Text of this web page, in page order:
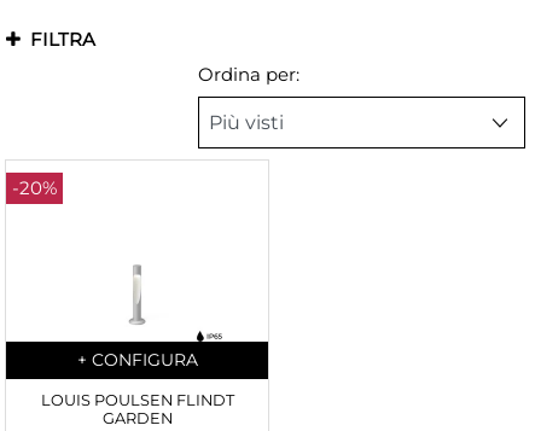
FILTRA
Ordina per:
-20%
Quantità
+ CONFIGURA
LOUIS POULSEN FLINDT
GARDEN